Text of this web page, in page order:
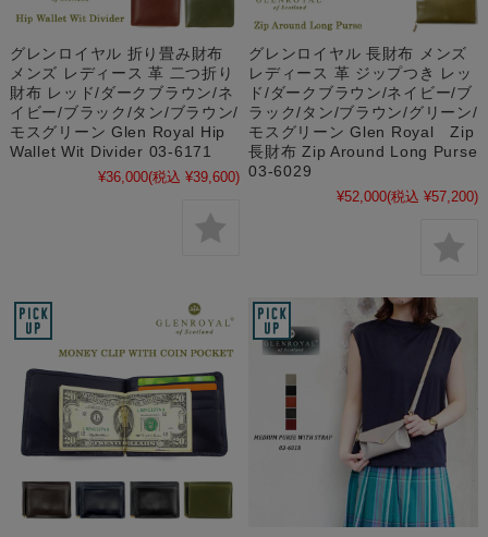
グレンロイヤル 折り畳み財布
メンズ レディース 革 二つ折り
財布 レッド/ダークブラウン/ネ
イビー/ブラック/タン/ブラウン/
モスグリーン Glen Royal Hip
Wallet Wit Divider 03-6171
¥36,000(税込 ¥39,600)
グレンロイヤル 長財布 メンズ
レディース 革 ジップつき レッ
ド/ダークブラウン/ネイビー/ブ
ラック/タン/ブラウン/グリーン/
モスグリーン Glen Royal Zip
長財布 Zip Around Long Purse
03-6029
¥52,000(税込 ¥57,200)